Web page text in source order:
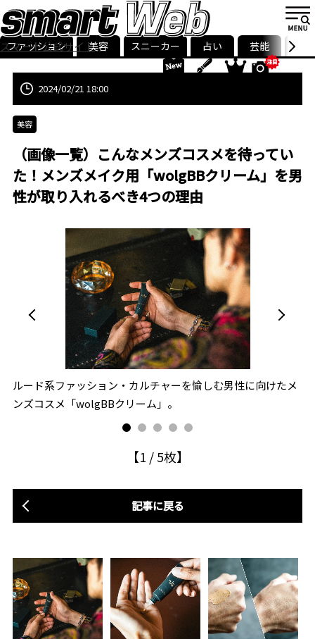
スマート公式サイト
smart最新号
記事一覧ランキング
ストリ
ファッション 美容 スニーカー 占い 芸能 グル
2024/02/21 18:00
美容
（画像一覧）こんなメンズコスメを待ってい
た！メンズメイク用「wolgBBクリーム」を男
性が取り入れるべき4つの理由
ルード系ファッション・カルチャーを愉しむ男性に向けたメ
ンズコスメ「wolgBBクリーム」。
【1 /5枚】
記事に戻る